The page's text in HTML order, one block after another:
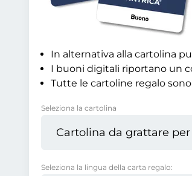
In alternativa alla cartolina
I buoni digitali riportano un
Tutte le cartoline regalo
Seleziona la cartolina
Seleziona la lingua della carta regalo: